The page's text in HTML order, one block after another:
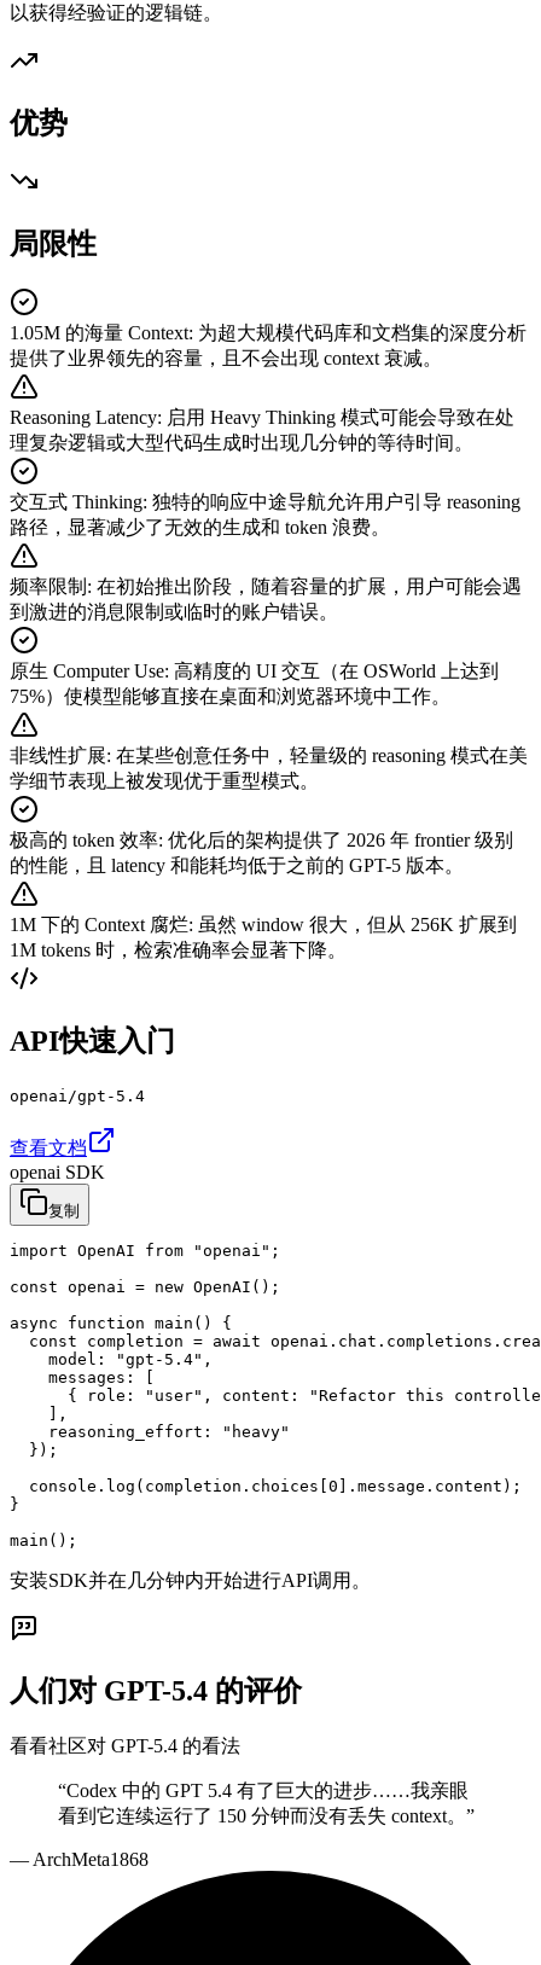
以获得经验证的逻辑链。
优势
局限性
1.05M 的海量 Context: 为超大规模代码库和文档集的深度分析
提供了业界领先的容量，且不会出现 context 衰减。
Reasoning Latency: 启用 Heavy Thinking 模式可能会导致在处
理复杂逻辑或大型代码生成时出现几分钟的等待时间。
交互式 Thinking: 独特的响应中途导航允许用户引导 reasoning
路径，显著减少了无效的生成和 token 浪费。
频率限制 : 在初始推出阶段，随着容量的扩展，用户可能会遇
到激进的消息限制或临时的账户错误。
原生 Computer Use: 高精度的 UI 交互（在 OSWorld 上达到
75%）使模型能够直接在桌面和浏览器环境中工作。
非线性扩展: 在某些创意任务中，轻量级的 reasoning 模式在美
学细节表现上被发现优于重型模式。
极高的 token 效率: 优化后的架构提供了 2026 年 frontier 级别
的性能，且 latency 和能耗均低于之前的 GPT-5 版本。
1M 下的 Context 腐烂: 虽然 window 很大，但从 256K 扩展到
1M tokens 时，检索准确率会显著下降。
API快速入门
openai/gpt-5.4
查看文档
openai SDK
复制
import OpenAI from "openai";
const openai = new OpenAI();
async function main() {
const completion = await
    model: "gpt-5.4",
    messages: [
{ role: "user", content: "Refactor this
    ],
    reasoning_effort: "heavy"
  });
  console.log(completion.choices[0].message.content);
}
main();
安装SDK并在几分钟内开始进行API调用。
人们对 GPT-5.4 的评价
看看社区对 GPT-5.4 的看法
“Codex 中的 GPT 5.4 有了巨大的进步……我亲眼
看到它连续运行了 150 分钟而没有丢失 context。 ”
— ArchMeta1868